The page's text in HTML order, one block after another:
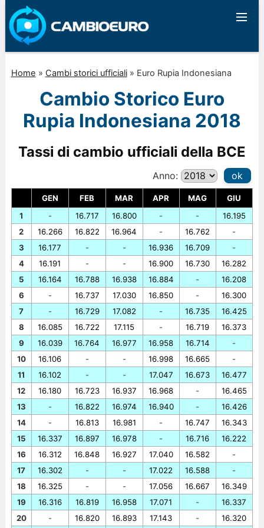
Home » Cambi storici ufficiali» Euro Rupia Indonesiana
Cambio Storico Euro
Rupia Indonesiana 2018
Tassi di cambio ufficiali della BCE
Anno: ok
GEN FEB MAR APR MAG
GIU
1
2
3
4
5
6
7
8
9
10
11
12
13
14
15
16
17
18
19
20
-
16.266
16.177
16.191
16.164
-
-
16.085
16.039
16.106
16.102
16.180
-
-
16.337
16.312
16.302
16.325
16.316
-
16.717
16.822
-
-
16.788
16.737
16.729
16.722
16.764
-
-
16.723
16.822
16.813
16.897
16.848
-
-
16.819
16.820
16.800
16.964
-
-
16.938
17.030
17.082
17.115
16.977
-
-
16.937
16.974
16.981
16.978
16.927
-
-
16.958
16.893
-
-
16.936
16.900
16.884
16.850
-
-
16.958
16.998
17.047
16.968
16.940
-
-
17.040
17.022
17.056
17.071
17.143
-
16.762
16.709
16.730
-
-
16.735
16.719
16.714
16.665
16.673
-
-
16.747
16.716
16.582
16.588
16.667
-
-
16.195
-
-
16.282
16.208
16.300
16.425
16.373
-
-
16.477
16.465
16.426
16.343
16.222
-
-
16.349
16.337
16.320